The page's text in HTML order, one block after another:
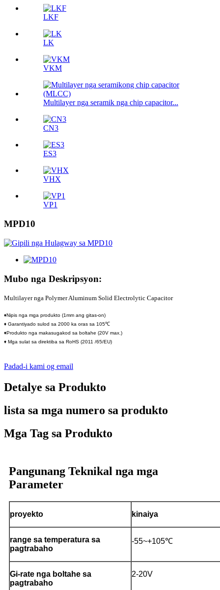
LKF
LK
VKM
Multilayer nga seramik nga chip capacitor...
CN3
ES3
VHX
VP1
MPD10
Mubo nga Deskripsyon:
Multilayer nga Polymer Aluminum Solid Electrolytic Capacitor
♦Nipis nga mga produkto (1mm ang gitas-on)
♦ Garantiyado sulod sa 2000 ka oras sa 105℃
♦Produkto nga makasugakod sa boltahe (20V max.)
♦ Mga sulat sa direktiba sa RoHS (2011 /65/EU)
Padad-i kami og email
Detalye sa Produkto
lista sa mga numero sa produkto
Mga Tag sa Produkto
Pangunang Teknikal nga mga
Parameter
proyekto kinaiya
range sa temperatura sa
pagtrabaho
-55~+105℃
Gi-rate nga boltahe sa
pagtrabaho
2-20V